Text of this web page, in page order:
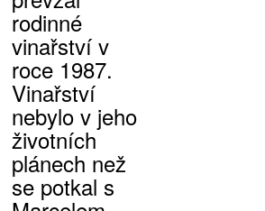
rodinné
vinařství v
roce 1987.
Vinařství
nebylo v jeho
životních
plánech než
se potkal s